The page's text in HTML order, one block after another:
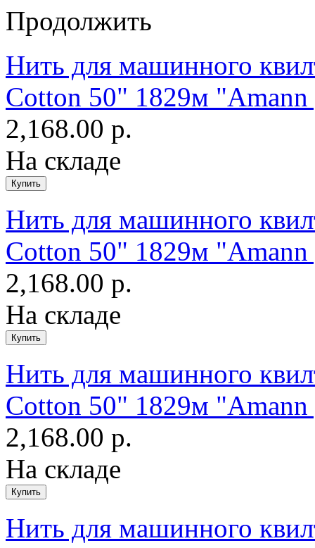
Продолжить
Нить для машинного
Cotton 50" 1829м
2,168.00 р.
На складе
Нить для машинного
Cotton 50" 1829м
2,168.00 р.
На складе
Нить для машинного
Cotton 50" 1829м
2,168.00 р.
На складе
Нить для машинного